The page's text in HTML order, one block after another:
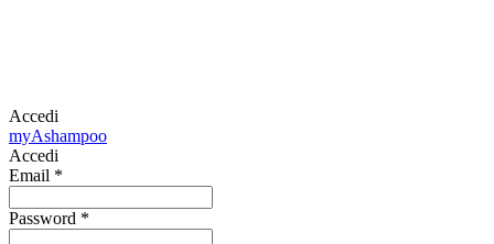
Accedi
myAshampoo
Accedi
Email *
Password *